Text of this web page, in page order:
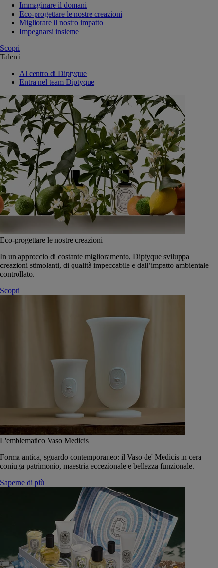
Immaginare il domani
Eco-progettare le nostre creazioni
Migliorare il nostro impatto
Impegnarsi insieme
Scopri
Talenti
Al centro di Diptyque
Entra nel team Diptyque
Eco-progettare le nostre creazioni
In un approccio di costante miglioramento, Diptyque sviluppa
creazioni stimolanti, di qualità impeccabile e dall’impatto ambientale
controllato.
Scopri
L'emblematico Vaso Medicis
Forma antica, sguardo contemporaneo: il Vaso de' Medicis in cera
coniuga patrimonio, maestria eccezionale e bellezza funzionale.
Saperne di più